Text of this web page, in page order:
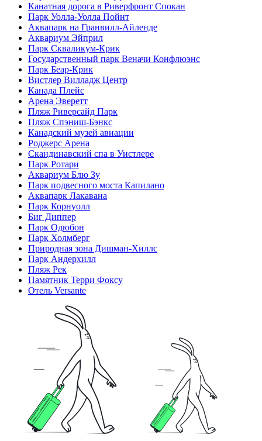
Канатная дорога в Риверфронт Спокан
Парк Уолла-Уолла Пойнт
Аквапарк на Гранвилл-Айленде
Аквариум Эйприл
Парк Скваликум-Крик
Государственный парк Веначи Конфлюэнс
Парк Беар-Крик
Вистлер Вилладж Центр
Канада Плейс
Арена Эверетт
Пляж Риверсайд Парк
Пляж Спэниш-Бэнкс
Канадский музей авиации
Роджерс Арена
Скандинавский спа в Уистлере
Парк Ротари
Аквариум Блю Зу
Парк подвесного моста Капилано
Аквапарк Лакавана
Парк Корнуолл
Биг Диппер
Парк Одюбон
Парк Холмберг
Природная зона Дишман-Хиллс
Парк Андерхилл
Пляж Рек
Памятник Терри Фоксу
Отель Versante